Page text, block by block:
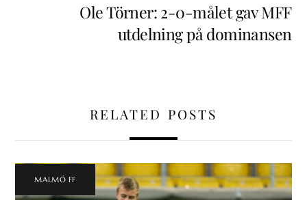
Ole Törner: 2-0-målet gav MFF
utdelning på dominansen
RELATED POSTS
MALMÖ FF